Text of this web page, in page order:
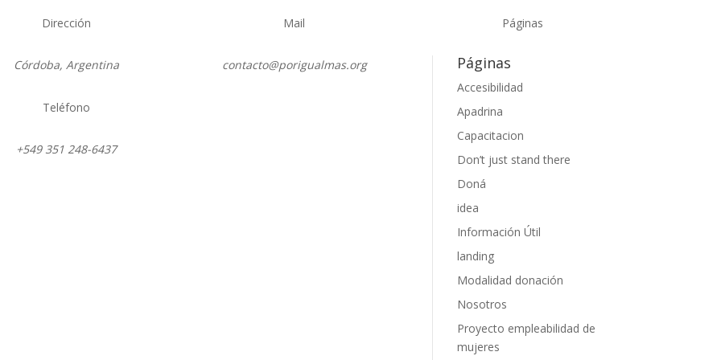
Dirección
Córdoba, Argentina
Teléfono
+549 351 248-6437
Mail
contacto@porigualmas.org
Páginas
Páginas
Accesibilidad
Apadrina
Capacitacion
Don’t just stand there
Doná
idea
Información Útil
landing
Modalidad donación
Nosotros
Proyecto empleabilidad de
mujeres